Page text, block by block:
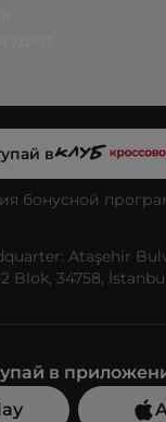
в
бонусной
Ataşehir
Blok, 34758,
в